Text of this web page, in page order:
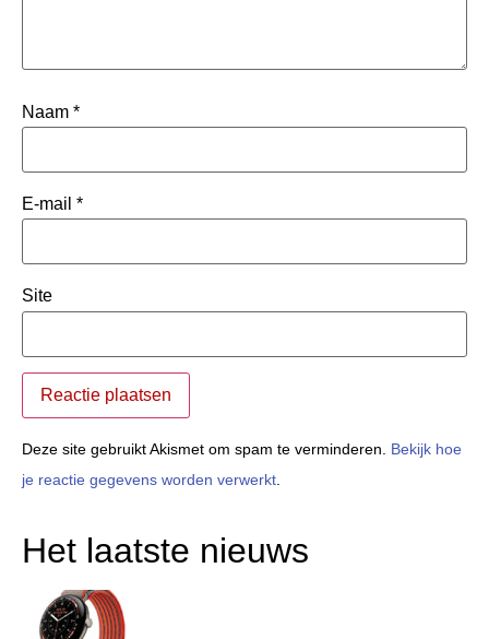
Naam *
E-mail *
Site
Deze site gebruikt Akismet om spam te verminderen. Bekijk hoe
je reactie gegevens worden verwerkt.
Het laatste nieuws